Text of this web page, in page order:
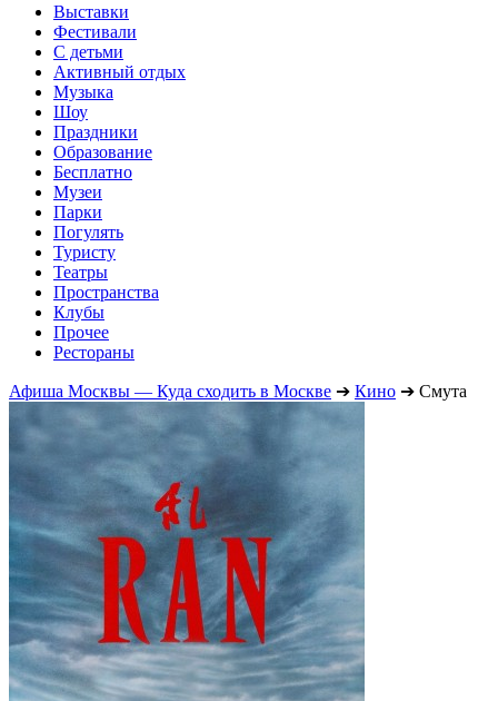
Выставки
Фестивали
С детьми
Активный отдых
Музыка
Шоу
Праздники
Образование
Бесплатно
Музеи
Парки
Погулять
Туристу
Театры
Пространства
Клубы
Прочее
Рестораны
Афиша Москвы — Куда сходить в Москве ➔ Кино ➔ Смута